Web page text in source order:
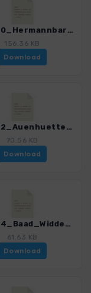
AHW_30_Hermannbarthhuette_Hinterhornbach.gpx
156.36 KB
Download
AHW_32_Auenhuette_Schwarzwasserhuette.gpx
70.56 KB
Download
AHW_34_Baad_Widdersteinhuette.gpx
61.63 KB
Download